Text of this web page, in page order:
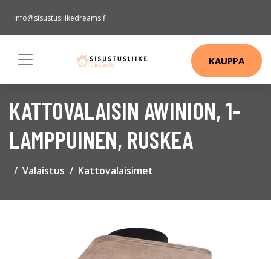
info@sisustusliikedreams.fi
KAUPPA
KATTOVALAISIN AWINION, 1-
LAMPPUINEN, RUSKEA
Valaistus Kattovalaisimet